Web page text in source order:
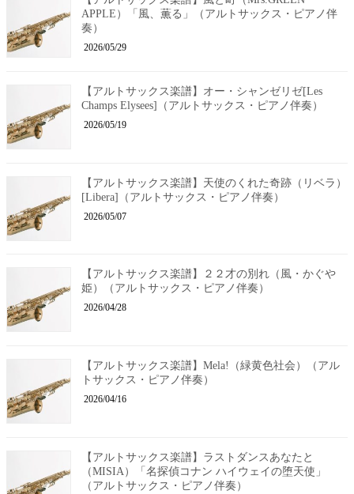
APPLE）「風、薫る」（アルトサックス・ピアノ伴
奏）
2026/05/29
【アルトサックス楽譜】オー・シャンゼリゼ[Les
Champs Elysees]（アルトサックス・ピアノ伴奏）
2026/05/19
【アルトサックス楽譜】天使のくれた奇跡（リベラ）
[Libera]（アルトサックス・ピアノ伴奏）
2026/05/07
【アルトサックス楽譜】２２才の別れ（風・かぐや
姫）（アルトサックス・ピアノ伴奏）
2026/04/28
【アルトサックス楽譜】Mela!（緑黄色社会）（アル
トサックス・ピアノ伴奏）
2026/04/16
【アルトサックス楽譜】ラストダンスあなたと
（MISIA）「名探偵コナン ハイウェイの堕天使」
（アルトサックス・ピアノ伴奏）